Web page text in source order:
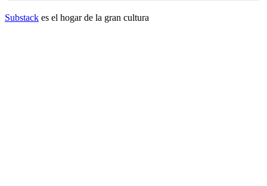
Substack es el hogar de la gran cultura